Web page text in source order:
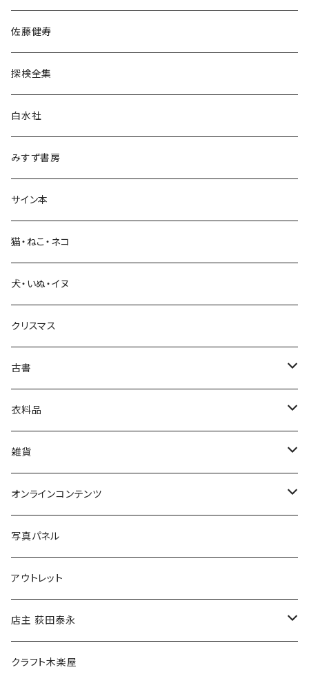
民族・風習
言語・ことば
生活・暮らし
芸術・絵画・写真
絵本・児童書
娯楽・エンターテインメント
佐藤健寿
探検全集
白水社
みすず書房
サイン本
猫・ねこ・ネコ
犬・いぬ・イヌ
クリスマス
古書
古書セット
美術
衣料品
POLEWARDS
Tシャツ
雑貨
バッグ
ブックカバー
マグカップ
傘
食料品
オンラインコンテンツ
冒険クロストーク
写真パネル
アウトレット
店主 荻田泰永
書籍
クラフト木楽屋